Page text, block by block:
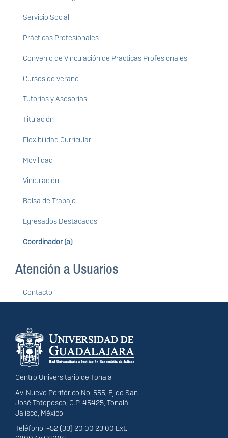
Servicio Social
Prácticas Profesionales
Convenio de Vinculación de Practicas Profesionales
Cursos de verano
Tutorías y Asesorías
Titulación
Flexibilidad Curricular
Movilidad
Vinculación
Bolsa de Trabajo
Egresados Destacados
Coordinador (a)
Atención a Usuarios
Contacto
Información del
portal
Centro Universitario de Tonalá
Av. Nuevo Periférico No. 555, Ejido San
José Tateposco, C.P. 45425, Tonalá
Jalisco, México
Teléfono: +52 (33) 20 00 23 00 Ext.